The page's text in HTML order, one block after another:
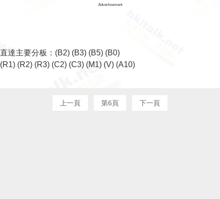
Advertisement
直達主要分板： (B2) (B3) (B5) (B0)
(R1) (R2) (R3) (C2) (C3) (M1) (V) (A10)
上一頁 第6頁 下一頁